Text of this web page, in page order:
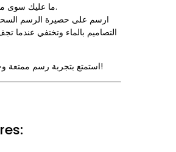
ما عليك سوى ملء قلم الرسم بالماء.
ارسم على حصيرة الرسم
التصاميم بالماء وتختفي عندما
استمتع بتجربة رسم ممتعة وجذابة مع رسم سحري بالماء!